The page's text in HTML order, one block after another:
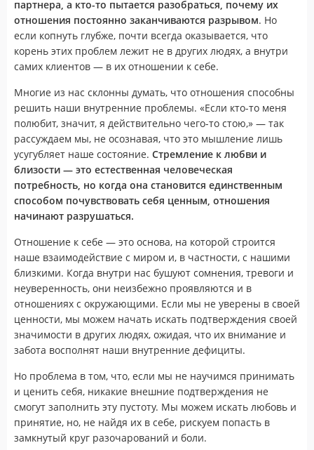
партнера, а кто-то пытается разобраться, почему их
отношения постоянно заканчиваются разрывом. Но
если копнуть глубже, почти всегда оказывается, что
корень этих проблем лежит не в других людях, а внутри
самих клиентов — в их отношении к себе.
Многие из нас склонны думать, что отношения способны
решить наши внутренние проблемы. «Если кто-то меня
полюбит, значит, я действительно чего-то стою,» — так
рассуждаем мы, не осознавая, что это мышление лишь
усугубляет наше состояние. Стремление к любви и
близости — это естественная человеческая
потребность, но когда она становится единственным
способом почувствовать себя ценным, отношения
начинают разрушаться.
Отношение к себе — это основа, на которой строится
наше взаимодействие с миром и, в частности, с нашими
близкими. Когда внутри нас бушуют сомнения, тревоги и
неуверенность, они неизбежно проявляются и в
отношениях с окружающими. Если мы не уверены в своей
ценности, мы можем начать искать подтверждения своей
значимости в других людях, ожидая, что их внимание и
забота восполнят наши внутренние дефициты.
Но проблема в том, что, если мы не научимся принимать
и ценить себя, никакие внешние подтверждения не
смогут заполнить эту пустоту. Мы можем искать любовь и
принятие, но, не найдя их в себе, рискуем попасть в
замкнутый круг разочарований и боли.